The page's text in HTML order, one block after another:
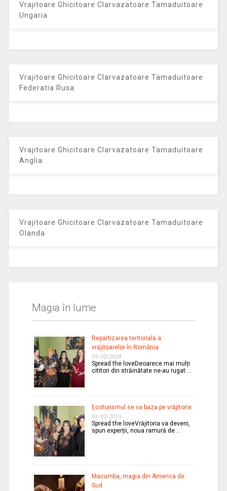
Vrajitoare Ghicitoare Clarvazatoare Tamaduitoare
Ungaria
Vrajitoare Ghicitoare Clarvazatoare Tamaduitoare
Federatia Rusa
Vrajitoare Ghicitoare Clarvazatoare Tamaduitoare
Anglia
Vrajitoare Ghicitoare Clarvazatoare Tamaduitoare
Olanda
Magia în lume
Repartizarea teritorială a
vrăjitoarelor în România
01/02/2024
Spread the loveDeoarece mai mulți
cititori din străinătate ne-au rugat …
Ecoturismul se va baza pe vrăjitorie
01/02/2019
Spread the loveVrăjitoria va deveni,
spun experții, noua ramură de …
Macumba, magia din America de
Sud